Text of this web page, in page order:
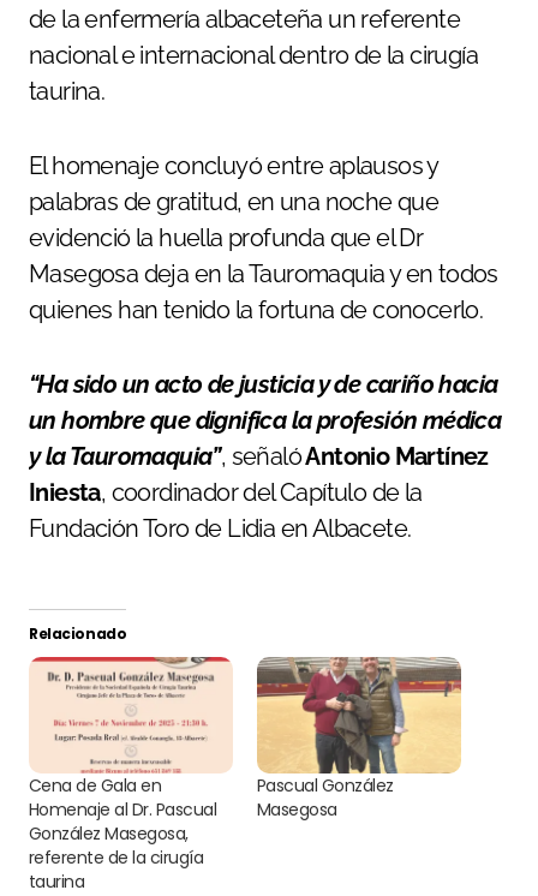
de la enfermería albaceteña un referente
nacional e internacional dentro de la cirugía
taurina.
El homenaje concluyó entre aplausos y
palabras de gratitud, en una noche que
evidenció la huella profunda que el Dr
Masegosa deja en la Tauromaquia y en todos
quienes han tenido la fortuna de conocerlo.
“Ha sido un acto de justicia y de cariño hacia
un hombre que dignifica la profesión médica
y la Tauromaquia”, señalóAntonio Martínez
Iniesta, coordinador del Capítulo de la
Fundación Toro de Lidia en Albacete.
Relacionado
Cena de Gala en
Homenaje al Dr. Pascual
González Masegosa,
referente de la cirugía
taurina
Pascual González
Masegosa